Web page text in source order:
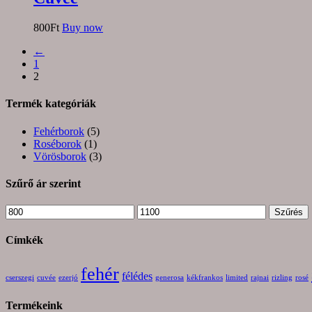
800Ft Buy now
←
1
2
Termék kategóriák
Fehérborok (5)
Roséborok (1)
Vörösborok (3)
Szűrő ár szerint
Min
ár
Max
ár
Szűrés
Címkék
cserszegi cuvée ezerjó fehér félédes generosa kékfrankos limited rajnai rizling rosé
Termékeink